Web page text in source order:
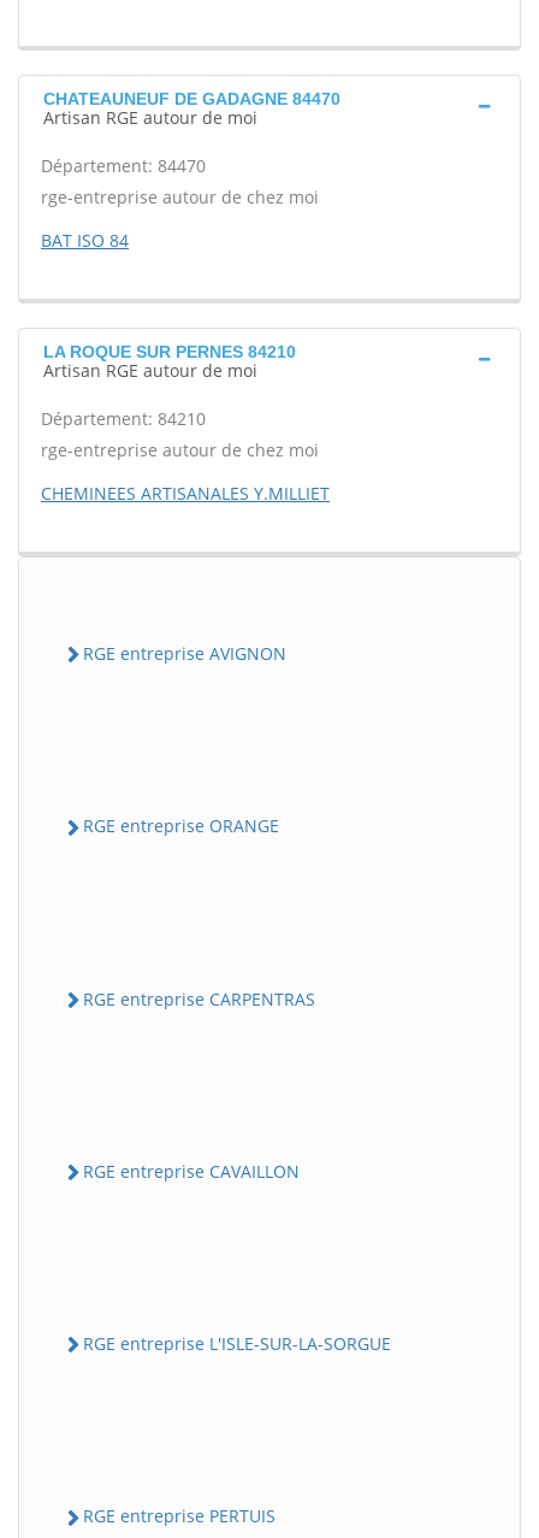
CHATEAUNEUF DE GADAGNE 84470
Artisan RGE autour de moi
Département: 84470
rge-entreprise autour de chez moi
BAT ISO 84
LA ROQUE SUR PERNES 84210
Artisan RGE autour de moi
Département: 84210
rge-entreprise autour de chez moi
CHEMINEES ARTISANALES Y.MILLIET
RGE entreprise AVIGNON
RGE entreprise ORANGE
RGE entreprise CARPENTRAS
RGE entreprise CAVAILLON
RGE entreprise L'ISLE-SUR-LA-SORGUE
RGE entreprise PERTUIS